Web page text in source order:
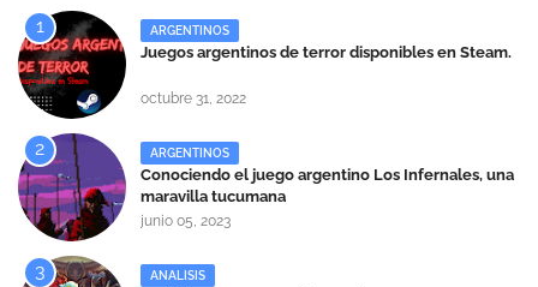
ARGENTINOS
Juegos argentinos de terror disponibles en Steam.
octubre 31, 2022
ARGENTINOS
Conociendo el juego argentino Los Infernales, una
maravilla tucumana
junio 05, 2023
ANALISIS